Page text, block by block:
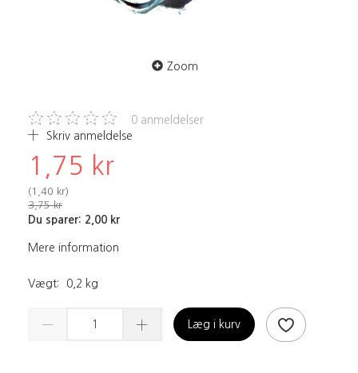
Zoom
0 anmeldelser
Skriv anmeldelse
1,75 kr
( 1,40 kr)
3,75 kr
Du sparer: 2,00 kr
Mere information
Vægt: 0,2 kg
Læg i kurv